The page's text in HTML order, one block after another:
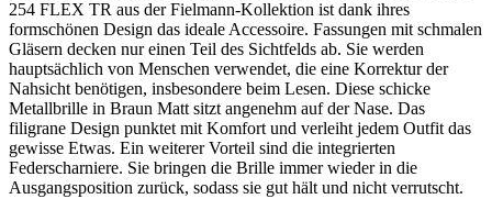
254 FLEX TR aus der Fielmann-Kollektion ist dank ihres
formschönen Design das ideale Accessoire. Fassungen mit schmalen
Gläsern decken nur einen Teil des Sichtfelds ab. Sie werden
hauptsächlich von Menschen verwendet, die eine Korrektur der
Nahsicht benötigen, insbesondere beim Lesen. Diese schicke
Metallbrille in Braun Matt sitzt angenehm auf der Nase. Das
filigrane Design punktet mit Komfort und verleiht jedem Outfit das
gewisse Etwas. Ein weiterer Vorteil sind die integrierten
Federscharniere. Sie bringen die Brille immer wieder in die
Ausgangsposition zurück, sodass sie gut hält und nicht verrutscht.